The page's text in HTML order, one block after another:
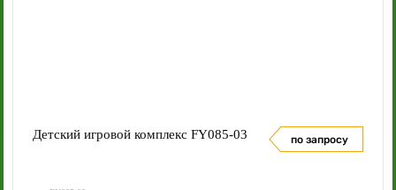
Детский игровой комплекс FY085-03 по запросу